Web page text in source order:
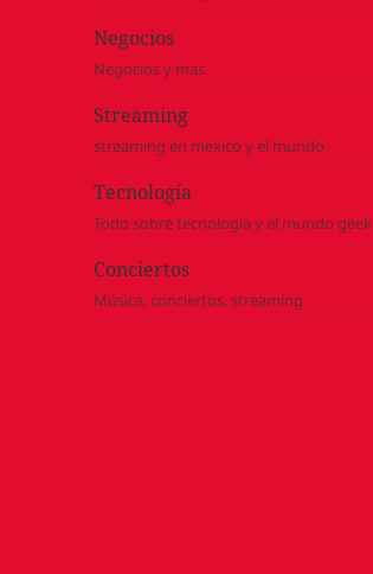
Negocios
Negocios y mas
Streaming
streaming en mexico y el mundo
Tecnología
Todo sobre tecnología y el mundo geek
Conciertos
Música, conciertos, streaming